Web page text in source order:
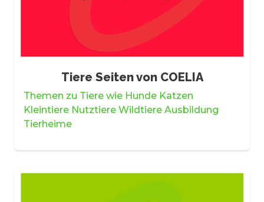
Tiere Seiten von COELIA
Themen zu Tiere wie Hunde Katzen
Kleintiere Nutztiere Wildtiere Ausbildung
Tierheime